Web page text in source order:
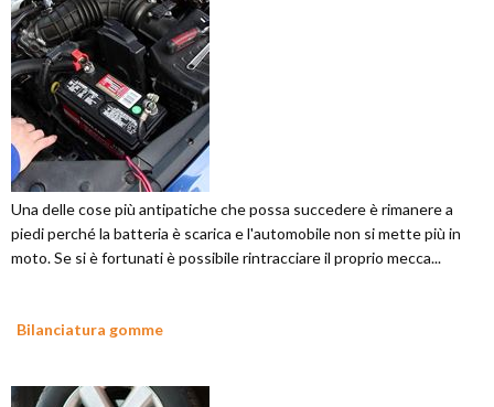
Una delle cose più antipatiche che possa succedere è rimanere a
piedi perché la batteria è scarica e l'automobile non si mette più in
moto. Se si è fortunati è possibile rintracciare il proprio mecca...
Bilanciatura gomme